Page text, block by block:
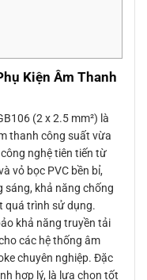
Kiện Âm Thanh
(2 x 2.5 mm²) là
thanh công suất vừa
nghệ tiên tiến từ
vỏ bọc PVC bền bỉ,
sáng, khả năng chống
quá trình sử dụng.
khả năng truyền tải
các hệ thống âm
chuyên nghiệp. Đặc
hợp lý, là lựa chọn tốt